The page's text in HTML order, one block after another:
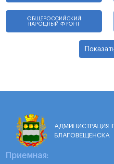
ОБЩЕРОССИЙСКИЙ
НАРОДНЫЙ ФРОНТ
АДМИНИСТРАЦИЯ
БЛАГОВЕЩЕНСКА
Приемная: